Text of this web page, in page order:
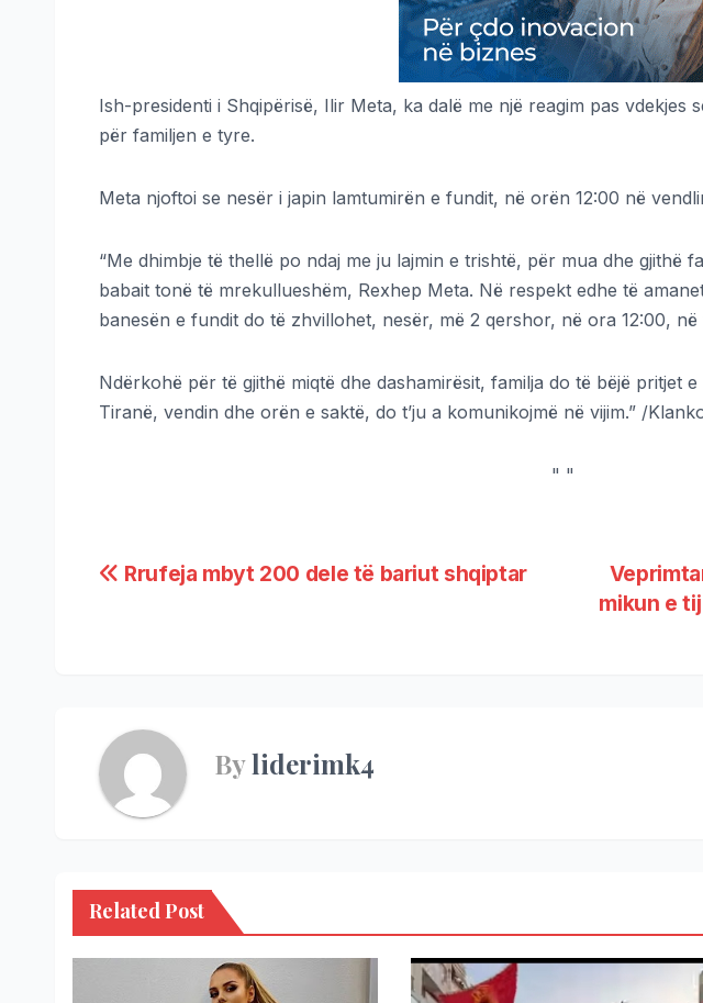
Ish-presidenti i Shqipërisë, Ilir Meta, ka dalë me një reagim pas vdekjes
për familjen e tyre.
Meta njoftoi se nesër i japin lamtumirën e fundit, në orën 12:00 në
“Me dhimbje të thellë po ndaj me ju lajmin e trishtë, për mua dhe gjithë
babait tonë të mrekullueshëm, Rexhep Meta. Në respekt edhe të
banesën e fundit do të zhvillohet, nesër, më 2 qershor, në ora 12:00,
Ndërkohë për të gjithë miqtë dhe dashamirësit, familja do të bëjë pritjet
Tiranë, vendin dhe orën e saktë, do t’ju a komunikojmë në vijim.” /
" "
mikun e
Rrufeja mbyt 200 dele të bariut shqiptar
Byliderimk4
Related Post